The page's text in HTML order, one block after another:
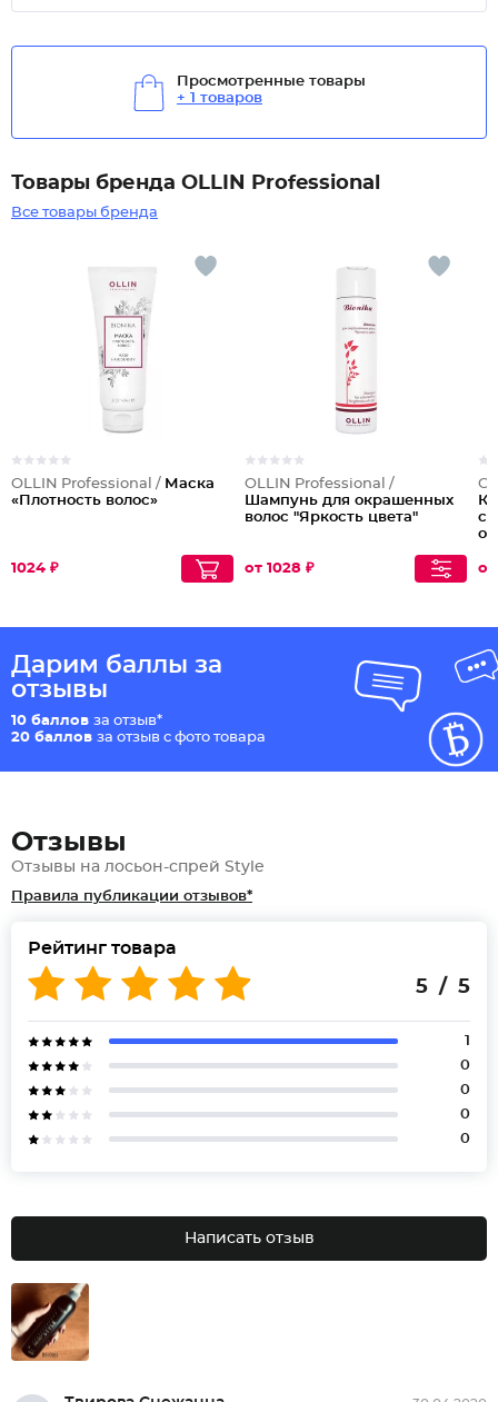
Просмотренные товары
+ 1 товаров
Товары бренда OLLIN Professional
Все товары бренда
OLLIN Professional / Маска
«Плотность волос»
1024 ₽
OLLIN Professional /
Шампунь для окрашенных
волос "Яркость цвета"
от 1028 ₽ от
Дарим баллы за
отзывы
10 баллов за отзыв*
20 баллов за отзыв с фото товара
Отзывы
Отзывы на лосьон-спрей Style
Правила публикации отзывов*
Рейтинг товара
5 / 5
1
0
0
0
0
Написать отзыв